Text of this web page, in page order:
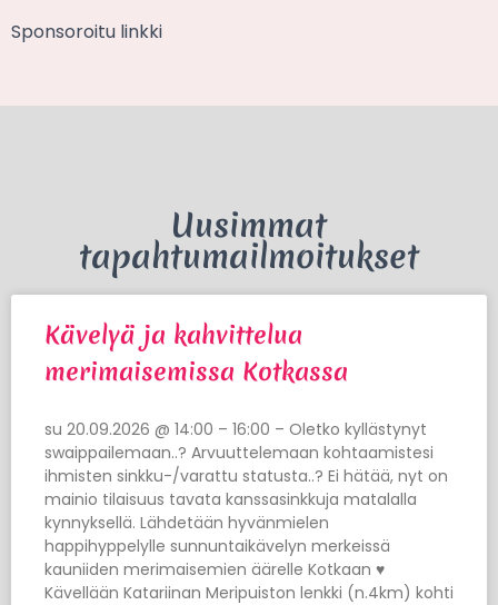
Sponsoroitu linkki
Uusimmat
tapahtumailmoitukset
Kävelyä ja kahvittelua
merimaisemissa Kotkassa
su 20.09.2026 @ 14:00 – 16:00 – Oletko kyllästynyt
swaippailemaan..? Arvuuttelemaan kohtaamistesi
ihmisten sinkku-/varattu statusta..? Ei hätää, nyt on
mainio tilaisuus tavata kanssasinkkuja matalalla
kynnyksellä. Lähdetään hyvänmielen
happihyppelylle sunnuntaikävelyn merkeissä
kauniiden merimaisemien äärelle Kotkaan ♥
Kävellään Katariinan Meripuiston lenkki (n.4km) kohti